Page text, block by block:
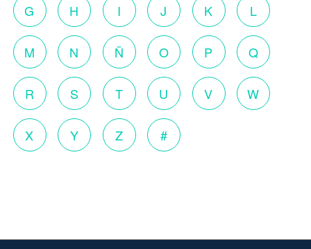
G H I J K L
M N Ñ O P Q
R S T U V W
X Y Z #